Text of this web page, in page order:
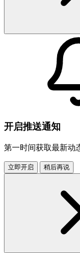
开启推送通知
第一时间获取最新动
立即开启 稍后再说